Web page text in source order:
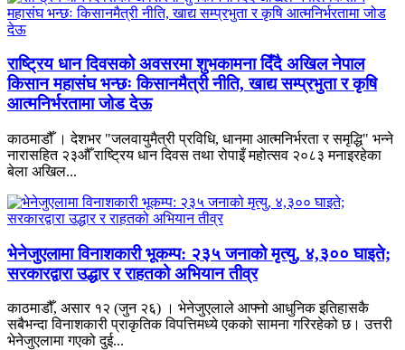
राष्ट्रिय धान दिवसको अवसरमा शुभकामना दिँदै अखिल नेपाल
किसान महासंघ भन्छः किसानमैत्री नीति, खाद्य सम्प्रभुता र कृषि
आत्मनिर्भरतामा जोड देऊ
काठमाडौँ । देशभर "जलवायुमैत्री प्रविधि, धानमा आत्मनिर्भरता र समृद्धि" भन्ने
नारासहित २३औँ राष्ट्रिय धान दिवस तथा रोपाइँ महोत्सव २०८३ मनाइरहेका
बेला अखिल...
भेनेजुएलामा विनाशकारी भूकम्प: २३५ जनाको मृत्यु, ४,३०० घाइते;
सरकारद्वारा उद्धार र राहतको अभियान तीव्र
काठमाडौँ, असार १२ (जुन २६) । भेनेजुएलाले आफ्नो आधुनिक इतिहासकै
सबैभन्दा विनाशकारी प्राकृतिक विपत्तिमध्ये एकको सामना गरिरहेको छ। उत्तरी
भेनेजुएलामा गएको दुई...